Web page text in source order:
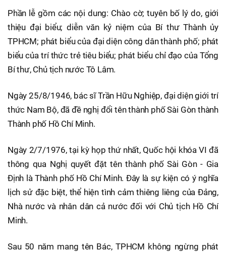
Phần lễ gồm các nội dung: Chào cờ; tuyên bố lý do, giới
thiệu đại biểu; diễn văn kỷ niệm của Bí thư Thành ủy
TPHCM; phát biểu của đại diện công dân thành phố; phát
biểu của trí thức trẻ tiêu biểu; phát biểu chỉ đạo của Tổng
Bí thư, Chủ tịch nước Tô Lâm.
Ngày 25/8/1946, bác sĩ Trần Hữu Nghiệp, đại diện giới trí
thức Nam Bộ, đã đề nghị đổi tên thành phố Sài Gòn thành
Thành phố Hồ Chí Minh.
Ngày 2/7/1976, tại kỳ họp thứ nhất, Quốc hội khóa VI đã
thông qua Nghị quyết đặt tên thành phố Sài Gòn - Gia
Định là Thành phố Hồ Chí Minh. Đây là sự kiện có ý nghĩa
lịch sử đặc biệt, thể hiện tình cảm thiêng liêng của Đảng,
Nhà nước và nhân dân cả nước đối với Chủ tịch Hồ Chí
Minh.
Sau 50 năm mang tên Bác, TPHCM không ngừng phát